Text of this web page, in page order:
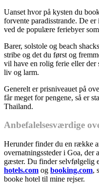
Uanset hvor på kysten du
forvente paradisstrande. De
ved de populære feriebyer
Barer, solstole og beach
stribe og det du først og
vil have en rolig ferie eller der
liv og larm.
Generelt er prisniveauet på
får meget for pengene, så er
Thailand.
Anbefalelsesværdige
Herunder finder du en række
overnatningssteder i Goa, der
gæster. Du finder selvfølgelig
hotels.com og booking.com,
booke hotel til mine rejser.